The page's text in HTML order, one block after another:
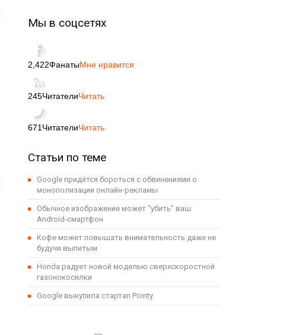
Мы в соцсетях
2,422ФанатыМне нравится
245ЧитателиЧитать
671 ЧитателиЧитать
Статьи по теме
Google придётся бороться с обвинениями о
монополизации онлайн-рекламы
Обычное изображение может “убить” ваш
Android-смартфон
Кофе может повышать внимательность даже не
будучи выпитым
Honda радует новой моделью сверхскоростной
газонокосилки
Google выкупила стартап Pointy